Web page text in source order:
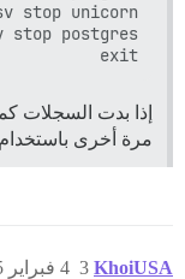
exit
إذا بدت السجلات
مرة أخرى باستخدام
KhoiUSA 4 فبراير 2025، 4:09م 3